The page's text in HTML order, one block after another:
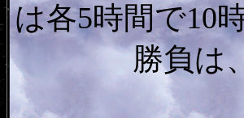
は各5時間で10
勝負は